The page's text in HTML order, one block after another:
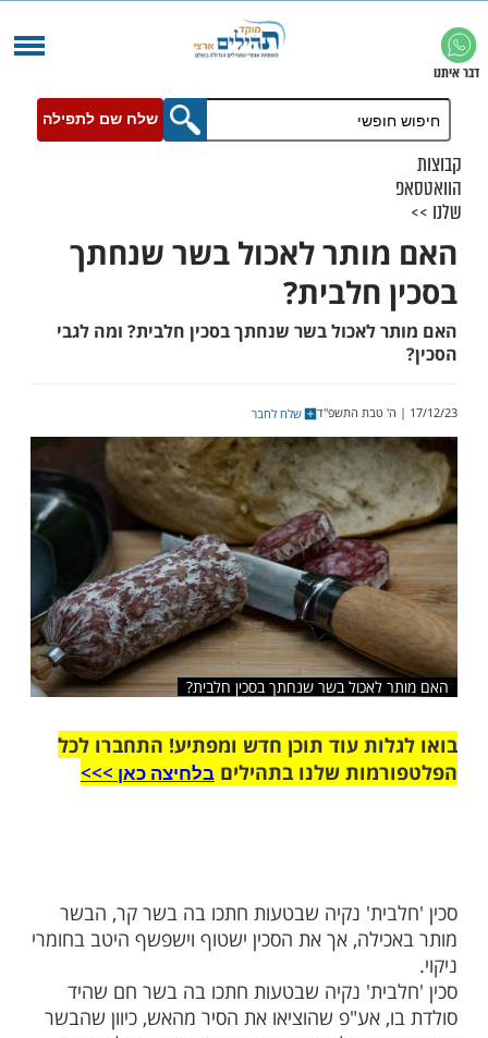
שלח שם לתפילה
לאכול בשר שנחתך
לאכול בשר שנחתך בסכין חלבית? ומה לגבי
שלח לחבר
עוד תוכן חדש ומפתיע! התחברו לכל
שלנו בתהילים